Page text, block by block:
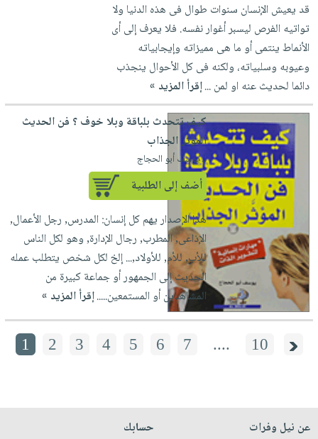
قد يعيش الإنسان سنوات طوال فى هذه الدنيا ولا
تواتيه الفرص ليسبر أغوار نفسه. فلا يعرف إلى أى
الأنماط ينتمى أو ما هى مميزاته وإيجابياته
وعيوبه وسلبياته، ولكنه فى كل الأحوال ينجذب
دائما لحديث عنه او لمن ...إقرأ المزيد »
كيف تتحدث بلباقة وبلا خوف ؟ فن الحديث
المؤثر الجذاب
لـ يوسف أبو الحجاج
أضف إلى الطلبية
هذا الإصدار يهم كل إنسان: المدرس, رجل الأعمال,
الإذاعى, المطرب, رجال الإدارة, وهو لكل الناس
للأب, للأم, للأولاد,... إلخ لكل شخص يتطلب عمله
الحديث إلى الجمهور أو جماعة كبيرة من
المشاهدين أو المستمعين.....إقرأ المزيد »
1 2 3 4 5 6 7 .... 10
عن نيل وفرات
حسابك